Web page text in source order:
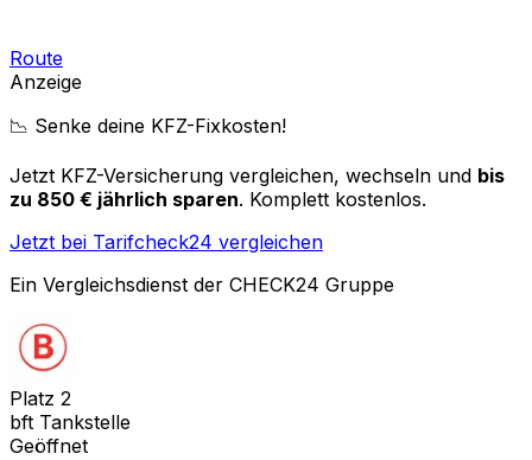
Route
Anzeige
📉 Senke deine KFZ-Fixkosten!
Jetzt KFZ-Versicherung vergleichen, wechseln und bis
zu 850 € jährlich sparen. Komplett kostenlos.
Jetzt bei Tarifcheck24 vergleichen
Ein Vergleichsdienst der CHECK24 Gruppe
Platz 2
bft Tankstelle
Geöffnet